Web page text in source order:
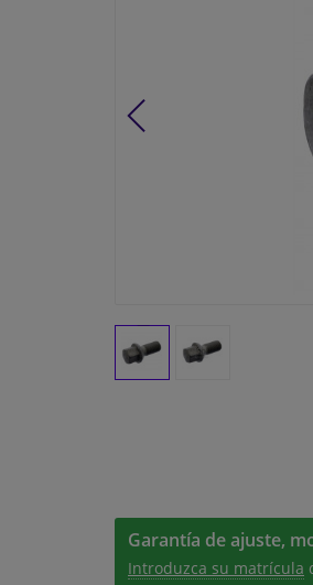
Garantía de ajuste,
Introduzca su matrícula